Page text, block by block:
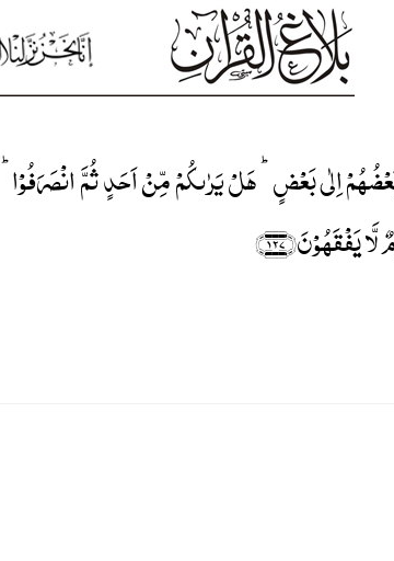
اِلٰی بَعۡضٍ ؕ ہَلۡ یَرٰىکُمۡ مِّنۡ اَحَدٍ ثُمَّ انۡصَرَفُوۡا
یَفۡقَہُوۡنَ﴿۱۲۷﴾